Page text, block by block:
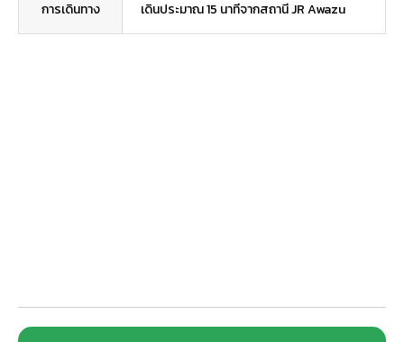
การเดินทาง เดินประมาณ 15 นาทีจากสถานี JR Awazu